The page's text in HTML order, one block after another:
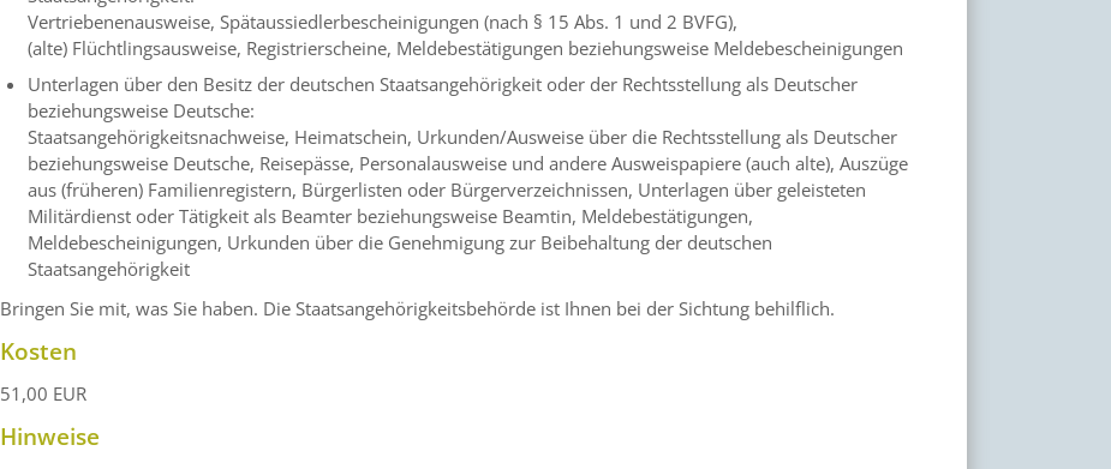
Vertriebenenausweise, Spätaussiedlerbescheinigungen (nach § 15 Abs. 1 und 2 BVFG),
(alte) Flüchtlingsausweise, Registrierscheine, Meldebestätigungen beziehungsweise Meldebescheinigungen
Unterlagen über den Besitz der deutschen Staatsangehörigkeit oder der Rechtsstellung als Deutscher
beziehungsweise Deutsche:
Staatsangehörigkeitsnachweise, Heimatschein, Urkunden/Ausweise über die Rechtsstellung als Deutscher
beziehungsweise Deutsche, Reisepässe, Personalausweise und andere Ausweispapiere (auch alte), Auszüge
aus (früheren) Familienregistern, Bürgerlisten oder Bürgerverzeichnissen, Unterlagen über geleisteten
Militärdienst oder Tätigkeit als Beamter beziehungsweise Beamtin, Meldebestätigungen,
Meldebescheinigungen, Urkunden über die Genehmigung zur Beibehaltung der deutschen
Staatsangehörigkeit
Bringen Sie mit, was Sie haben. Die Staatsangehörigkeitsbehörde ist Ihnen bei der Sichtung behilflich.
Kosten
51,00 EUR
Hinweise